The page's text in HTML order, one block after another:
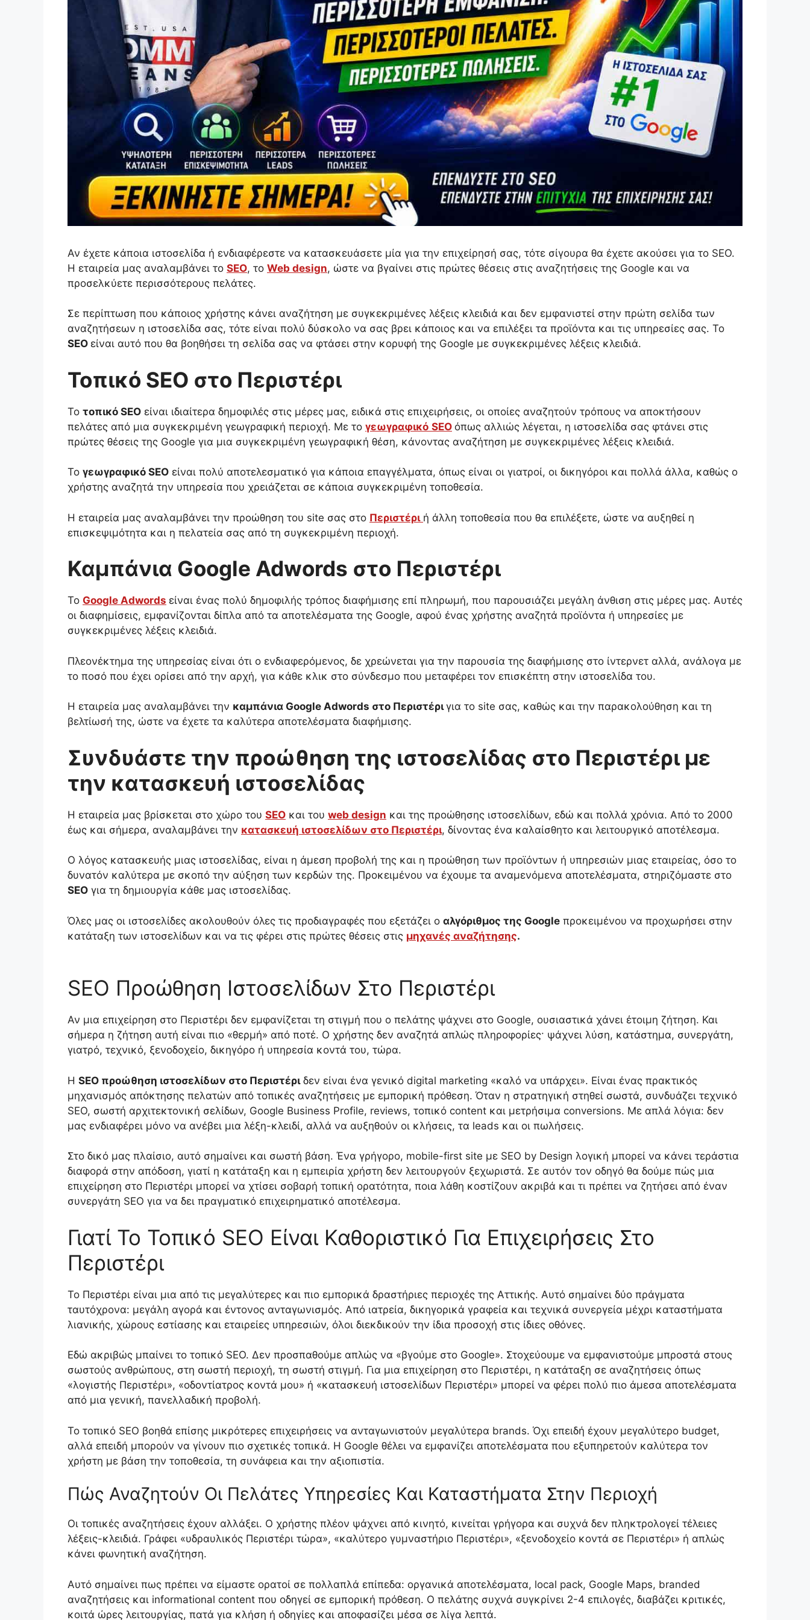
Αν έχετε κάποια ιστοσελίδα ή ενδιαφέρεστε να κατασκευάσετε μία για την επιχείρησή σας, τότε σίγουρα θα έχετε ακούσει για το SEO.
H εταιρεία μας αναλαμβάνει το SEO, το Web design, ώστε να βγαίνει στις πρώτες θέσεις στις αναζητήσεις της Google και να
προσελκύετε περισσότερους πελάτες.
Σε περίπτωση που κάποιος χρήστης κάνει αναζήτηση με συγκεκριμένες λέξεις κλειδιά και δεν εμφανιστεί στην πρώτη σελίδα των
αναζητήσεων η ιστοσελίδα σας, τότε είναι πολύ δύσκολο να σας βρει κάποιος και να επιλέξει τα προϊόντα και τις υπηρεσίες σας. Το
SEO είναι αυτό που θα βοηθήσει τη σελίδα σας να φτάσει στην κορυφή της Google με συγκεκριμένες λέξεις κλειδιά.
Τοπικό SEO στο Περιστέρι
Το τοπικό SEO είναι ιδιαίτερα δημοφιλές στις μέρες μας, ειδικά στις επιχειρήσεις, οι οποίες αναζητούν τρόπους να αποκτήσουν
πελάτες από μια συγκεκριμένη γεωγραφική περιοχή. Με το γεωγραφικό SEO όπως αλλιώς λέγεται, η ιστοσελίδα σας φτάνει στις
πρώτες θέσεις της Google για μια συγκεκριμένη γεωγραφική θέση, κάνοντας αναζήτηση με συγκεκριμένες λέξεις κλειδιά.
Το γεωγραφικό SEO είναι πολύ αποτελεσματικό για κάποια επαγγέλματα, όπως είναι οι γιατροί, οι δικηγόροι και πολλά άλλα, καθώς ο
χρήστης αναζητά την υπηρεσία που χρειάζεται σε κάποια συγκεκριμένη τοποθεσία.
Η εταιρεία μας αναλαμβάνει την προώθηση του site σας στο Περιστέρι ή άλλη τοποθεσία που θα επιλέξετε, ώστε να αυξηθεί η
επισκεψιμότητα και η πελατεία σας από τη συγκεκριμένη περιοχή.
Καμπάνια Google Adwords στο Περιστέρι
Το Google Adwords είναι ένας πολύ δημοφιλής τρόπος διαφήμισης επί πληρωμή, που παρουσιάζει μεγάλη άνθιση στις μέρες μας. Αυτές
οι διαφημίσεις, εμφανίζονται δίπλα από τα αποτελέσματα της Google, αφού ένας χρήστης αναζητά προϊόντα ή υπηρεσίες με
συγκεκριμένες λέξεις κλειδιά.
Πλεονέκτημα της υπηρεσίας είναι ότι ο ενδιαφερόμενος, δε χρεώνεται για την παρουσία της διαφήμισης στο ίντερνετ αλλά, ανάλογα με
το ποσό που έχει ορίσει από την αρχή, για κάθε κλικ στο σύνδεσμο που μεταφέρει τον επισκέπτη στην ιστοσελίδα του.
Η εταιρεία μας αναλαμβάνει την καμπάνια Google Adwords στο Περιστέριγια το site σας, καθώς και την παρακολούθηση και τη
βελτίωσή της, ώστε να έχετε τα καλύτερα αποτελέσματα διαφήμισης.
Συνδυάστε την προώθηση της ιστοσελίδας στο Περιστέρι με
την κατασκευή ιστοσελίδας
Η εταιρεία μας βρίσκεται στο χώρο του SEO και του web design και της προώθησης ιστοσελίδων, εδώ και πολλά χρόνια. Από το 2000
έως και σήμερα, αναλαμβάνει την κατασκευή ιστοσελίδων στο Περιστέρι, δίνοντας ένα καλαίσθητο και λειτουργικό αποτέλεσμα.
Ο λόγος κατασκευής μιας ιστοσελίδας, είναι η άμεση προβολή της και η προώθηση των προϊόντων ή υπηρεσιών μιας εταιρείας, όσο το
δυνατόν καλύτερα με σκοπό την αύξηση των κερδών της. Προκειμένου να έχουμε τα αναμενόμενα αποτελέσματα, στηριζόμαστε στο
SEO για τη δημιουργία κάθε μας ιστοσελίδας.
Όλες μας οι ιστοσελίδες ακολουθούν όλες τις προδιαγραφές που εξετάζει ο αλγόριθμος της Google προκειμένου να προχωρήσει στην
κατάταξη των ιστοσελίδων και να τις φέρει στις πρώτες θέσεις στις μηχανές αναζήτησης.
SEO Προώθηση Ιστοσελίδων Στο Περιστέρι
Αν μια επιχείρηση στο Περιστέρι δεν εμφανίζεται τη στιγμή που ο πελάτης ψάχνει στο Google, ουσιαστικά χάνει έτοιμη ζήτηση. Και
σήμερα η ζήτηση αυτή είναι πιο «θερμή» από ποτέ. Ο χρήστης δεν αναζητά απλώς πληροφορίες· ψάχνει λύση, κατάστημα, συνεργάτη,
γιατρό, τεχνικό, ξενοδοχείο, δικηγόρο ή υπηρεσία κοντά του, τώρα.
Η SEO προώθηση ιστοσελίδων στο Περιστέριδεν είναι ένα γενικό digital marketing «καλό να υπάρχει». Είναι ένας πρακτικός
μηχανισμός απόκτησης πελατών από τοπικές αναζητήσεις με εμπορική πρόθεση. Όταν η στρατηγική στηθεί σωστά, συνδυάζει τεχνικό
SEO, σωστή αρχιτεκτονική σελίδων, Google Business Profile, reviews, τοπικό content και μετρήσιμα conversions. Με απλά λόγια: δεν
μας ενδιαφέρει μόνο να ανέβει μια λέξη-κλειδί, αλλά να αυξηθούν οι κλήσεις, τα leads και οι πωλήσεις.
Στο δικό μας πλαίσιο, αυτό σημαίνει και σωστή βάση. Ένα γρήγορο, mobile-first site με SEO by Design λογική μπορεί να κάνει τεράστια
διαφορά στην απόδοση, γιατί η κατάταξη και η εμπειρία χρήστη δεν λειτουργούν ξεχωριστά. Σε αυτόν τον οδηγό θα δούμε πώς μια
επιχείρηση στο Περιστέρι μπορεί να χτίσει σοβαρή τοπική ορατότητα, ποια λάθη κοστίζουν ακριβά και τι πρέπει να ζητήσει από έναν
συνεργάτη SEO για να δει πραγματικό επιχειρηματικό αποτέλεσμα.
Γιατί Το Τοπικό SEO Είναι Καθοριστικό Για Επιχειρήσεις Στο
Περιστέρι
Το Περιστέρι είναι μια από τις μεγαλύτερες και πιο εμπορικά δραστήριες περιοχές της Αττικής. Αυτό σημαίνει δύο πράγματα
ταυτόχρονα: μεγάλη αγορά και έντονος ανταγωνισμός. Από ιατρεία, δικηγορικά γραφεία και τεχνικά συνεργεία μέχρι καταστήματα
λιανικής, χώρους εστίασης και εταιρείες υπηρεσιών, όλοι διεκδικούν την ίδια προσοχή στις ίδιες οθόνες.
Εδώ ακριβώς μπαίνει το τοπικό SEO. Δεν προσπαθούμε απλώς να «βγούμε στο Google». Στοχεύουμε να εμφανιστούμε μπροστά στους
σωστούς ανθρώπους, στη σωστή περιοχή, τη σωστή στιγμή. Για μια επιχείρηση στο Περιστέρι, η κατάταξη σε αναζητήσεις όπως
«λογιστής Περιστέρι», «οδοντίατρος κοντά μου» ή «κατασκευή ιστοσελίδων Περιστέρι» μπορεί να φέρει πολύ πιο άμεσα αποτελέσματα
από μια γενική, πανελλαδική προβολή.
Το τοπικό SEO βοηθά επίσης μικρότερες επιχειρήσεις να ανταγωνιστούν μεγαλύτερα brands. Όχι επειδή έχουν μεγαλύτερο budget,
αλλά επειδή μπορούν να γίνουν πιο σχετικές τοπικά. Η Google θέλει να εμφανίζει αποτελέσματα που εξυπηρετούν καλύτερα τον
χρήστη με βάση την τοποθεσία, τη συνάφεια και την αξιοπιστία.
Πώς Αναζητούν Οι Πελάτες Υπηρεσίες Και Καταστήματα Στην Περιοχή
Οι τοπικές αναζητήσεις έχουν αλλάξει. Ο χρήστης πλέον ψάχνει από κινητό, κινείται γρήγορα και συχνά δεν πληκτρολογεί τέλειες
λέξεις-κλειδιά. Γράφει «υδραυλικός Περιστέρι τώρα», «καλύτερο γυμναστήριο Περιστέρι», «ξενοδοχείο κοντά σε Περιστέρι» ή απλώς
κάνει φωνητική αναζήτηση.
Αυτό σημαίνει πως πρέπει να είμαστε ορατοί σε πολλαπλά επίπεδα: οργανικά αποτελέσματα, local pack, Google Maps, branded
αναζητήσεις και informational content που οδηγεί σε εμπορική πρόθεση. Ο πελάτης συχνά συγκρίνει 2-4 επιλογές, διαβάζει κριτικές,
κοιτά ώρες λειτουργίας, πατά για κλήση ή οδηγίες και αποφασίζει μέσα σε λίγα λεπτά.